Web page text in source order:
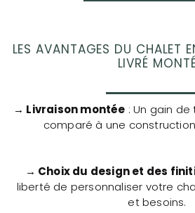
LES AVANTAGES DU CHALET
LIVRÉ
→ Livraison montée : Un gain
comparé à une
→ Choix du design et des
liberté de personnaliser votre
et besoins.